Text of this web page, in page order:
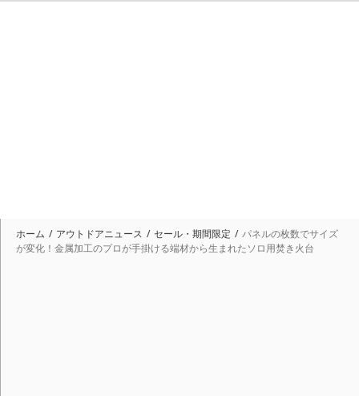
ホーム アウトドアニュース セール・期間限定
パネルの枚数でサイズ
が変化！金属加工のプロが手掛ける端材から生まれたソロ用焚き火台